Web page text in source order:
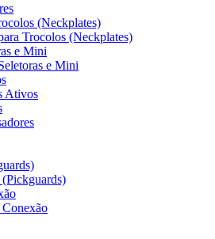
(Neckplates)
Trocolos (Neckplates)
e Mini
e Mini
Ativos
(Pickguards)
Conexão